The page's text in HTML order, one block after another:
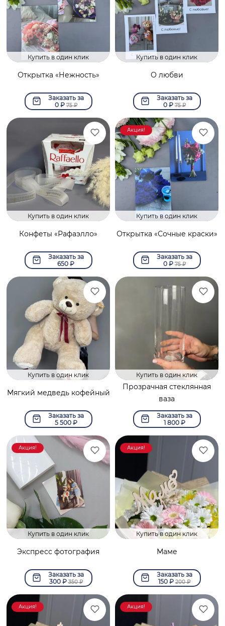
Купить в один клик
Открытка «Нежность»
Заказать за
0₽75₽
Купить в один клик
О любви
Заказать за
0₽75₽
Купить в один клик
Конфеты «Рафаэлло»
Заказать за
650 ₽
Акция!
Купить в один клик
Открытка «Сочные краски»
Заказать за
0₽75₽
Купить в один клик
Мягкий медведь кофейный
Заказать за
5 500₽
Купить в один клик
Прозрачная стеклянная
ваза
Заказать за
1 800₽
Акция!
Купить в один клик
Экспресс фотография
Заказать за
300₽350₽
Акция!
Купить в один клик
Маме
Заказать за
150 ₽ 200₽
Акция! Акция!